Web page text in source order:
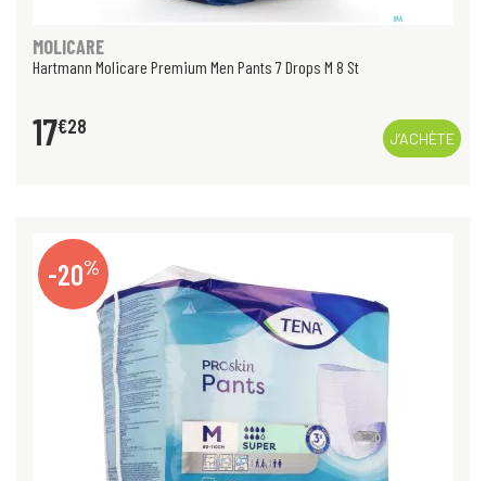
MOLICARE
Hartmann Molicare Premium Men Pants 7 Drops M 8 St
17€28
J’ACHÈTE
-20%